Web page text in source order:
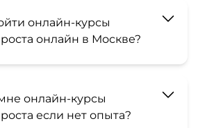
онлайн-курсы
онлайн в Москве?
онлайн-курсы
если нет опыта?